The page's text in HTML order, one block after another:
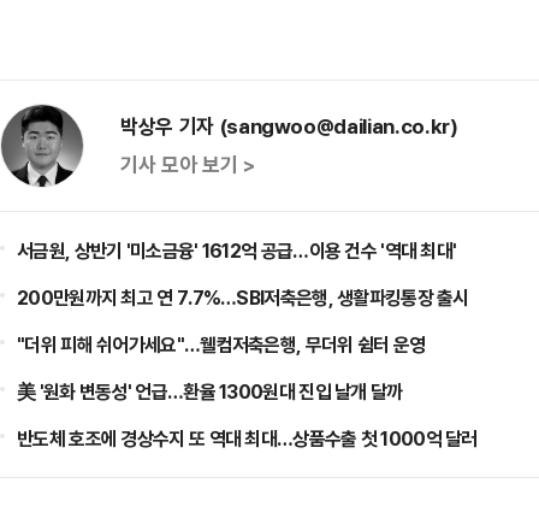
박상우 기자 (sangwoo@dailian.co.kr)
기사 모아 보기 >
서금원, 상반기 '미소금융' 1612억 공급…이용 건수 '역대 최대'
200만원까지 최고 연 7.7%…SBI저축은행, 생활파킹통장 출시
"더위 피해 쉬어가세요"…웰컴저축은행, 무더위 쉼터 운영
美 '원화 변동성' 언급…환율 1300원대 진입 날개 달까
반도체 호조에 경상수지 또 역대 최대…상품수출 첫 1000억 달러